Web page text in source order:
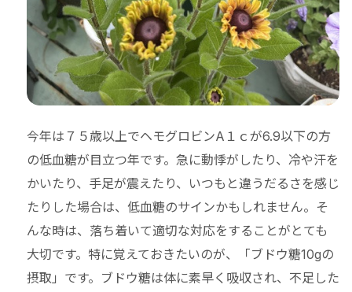
今年は７５歳以上でヘモグロビンA１ｃが6.9以下の方
の低血糖が目立つ年です。急に動悸がしたり、冷や汗を
かいたり、手足が震えたり、いつもと違うだるさを感じ
たりした場合は、低血糖のサインかもしれません。そ
んな時は、落ち着いて適切な対応をすることがとても
大切です。特に覚えておきたいのが、「ブドウ糖10gの
摂取」です。ブドウ糖は体に素早く吸収され、不足した